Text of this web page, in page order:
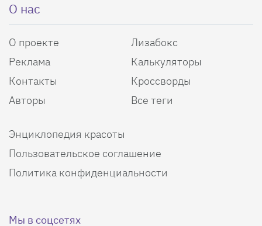
О нас
О проекте
Реклама
Контакты
Авторы
Лизабокс
Калькуляторы
Кроссворды
Все теги
Энциклопедия красоты
Пользовательское соглашение
Политика конфиденциальности
Мы в соцсетях